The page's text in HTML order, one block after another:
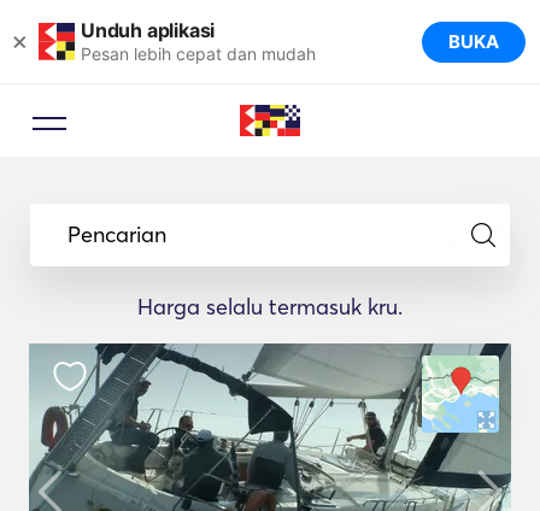
× Unduh aplikasi
Pesan lebih cepat dan mudah BUKA
Pencarian
Harga selalu termasuk kru.